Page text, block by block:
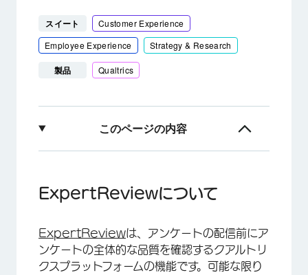
スイート
Customer Experience
Employee Experience
Strategy & Research
製品 Qualtrics
このページの内容
予測時間
自由回答欄の数
マトリックス表の数
ExpertReviewについて
ExpertReviewは、アンケートの配信前にア
ンケートの全体的な品質を確認するクアルトリ
クスプラットフォームの機能です。可能な限り